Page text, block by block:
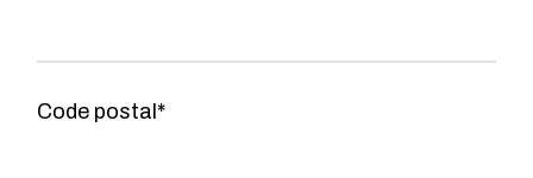
Code postal*